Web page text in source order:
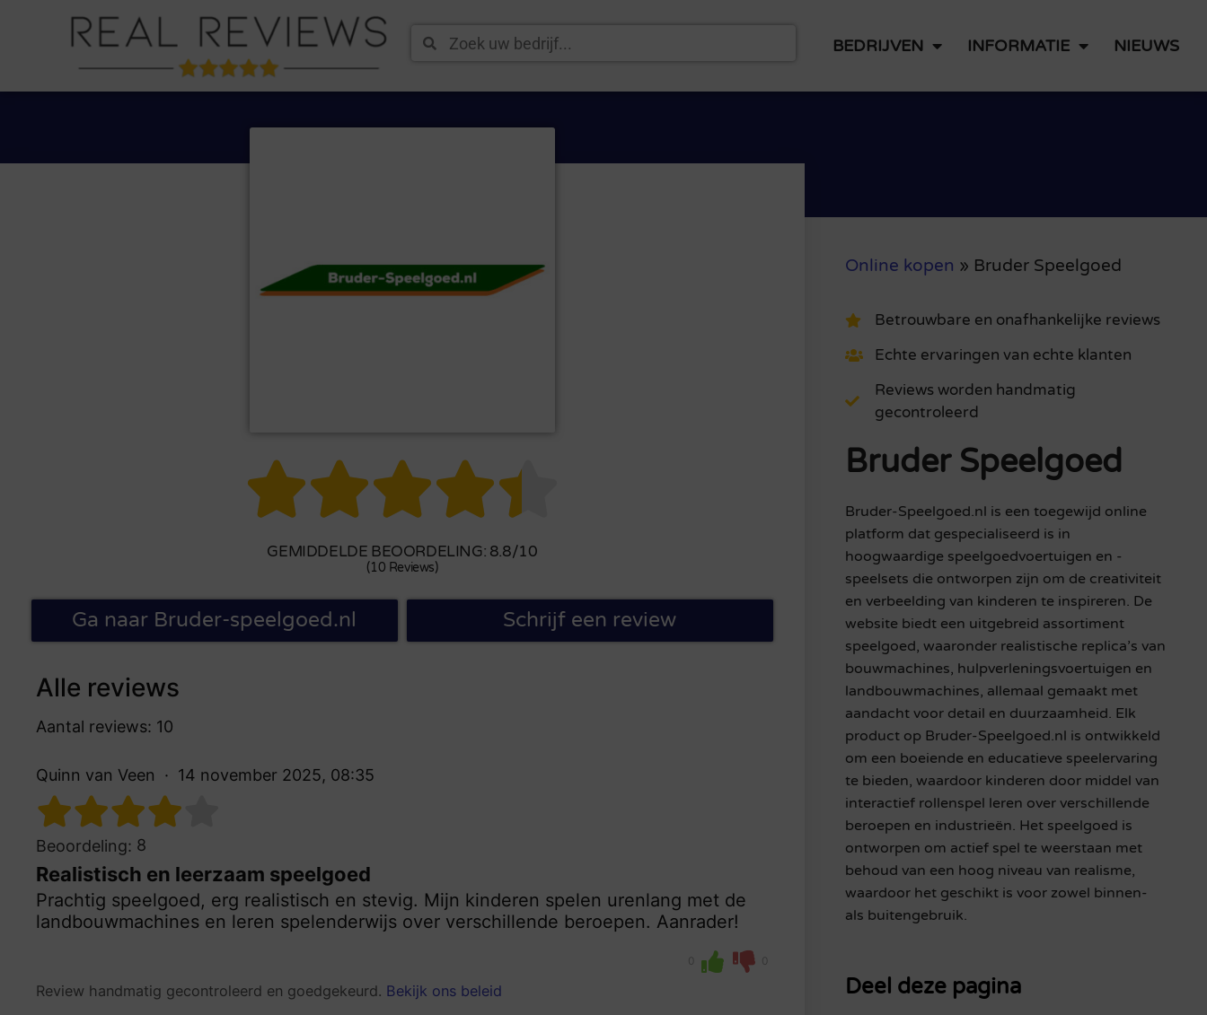
BEDRIJVEN INFORMATIE NIEUWS

GEMIDDELDE BEOORDELING: 8.8/10
(10 Reviews)
Ga naar Bruder-speelgoed.nl Schrijf een review
Alle reviews
Aantal reviews: 10
Quinn van Veen 14 november 2025, 08:35
Beoordeling: 8
Realistisch en leerzaam speelgoed
Prachtig speelgoed, erg realistisch en stevig. Mijn kinderen spelen urenlang met de
landbouwmachines en leren spelenderwijs over verschillende beroepen. Aanrader!
0 0
Review handmatig gecontroleerd en goedgekeurd. Bekijk ons beleid
Online kopen » Bruder Speelgoed
Betrouwbare en onafhankelijke reviews
Echte ervaringen van echte klanten
Reviews worden handmatig
gecontroleerd
Bruder Speelgoed
Bruder-Speelgoed.nl is een toegewijd online
platform dat gespecialiseerd is in
hoogwaardige speelgoedvoertuigen en -
speelsets die ontworpen zijn om de creativiteit
en verbeelding van kinderen te inspireren. De
website biedt een uitgebreid assortiment
speelgoed, waaronder realistische replica’s van
bouwmachines, hulpverleningsvoertuigen en
landbouwmachines, allemaal gemaakt met
aandacht voor detail en duurzaamheid. Elk
product op Bruder-Speelgoed.nl is ontwikkeld
om een boeiende en educatieve speelervaring
te bieden, waardoor kinderen door middel van
interactief rollenspel leren over verschillende
beroepen en industrieën. Het speelgoed is
ontworpen om actief spel te weerstaan met
behoud van een hoog niveau van realisme,
waardoor het geschikt is voor zowel binnen-
als buitengebruik.
Deel deze pagina